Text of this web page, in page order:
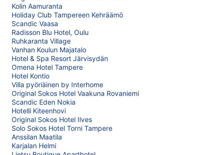
Kolin Aamuranta
Holiday Club Tampereen Kehräämö
Scandic Vaasa
Radisson Blu Hotel, Oulu
Ruhkaranta Village
Vanhan Koulun Majatalo
Hotel & Spa Resort Järvisydän
Omena Hotel Tampere
Hotel Kontio
Villa pyöriäinen by Interhome
Original Sokos Hotel Vaakuna Rovaniemi
Scandic Eden Nokia
Hotelli Kiteenhovi
Original Sokos Hotel Ilves
Solo Sokos Hotel Torni Tampere
Anssilan Maatila
Karjalan Helmi